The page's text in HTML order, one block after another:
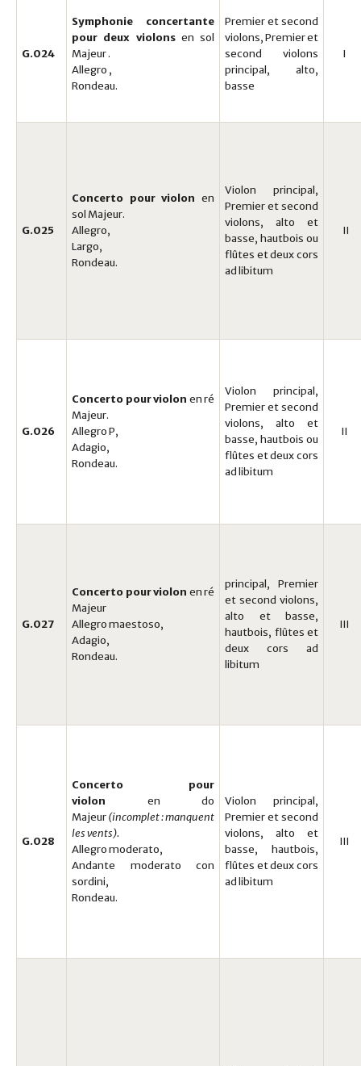
G.024
Symphonie concertante
pour deux violonsen sol
Majeur .
Allegro ,
Rondeau.
Premier et second
violons, Premier et
second violons
principal, alto,
basse
I
G.025
Concerto pour violon en
sol Majeur.
Allegro,
Largo,
Rondeau.
Violon principal,
Premier et second
violons, alto et
basse, hautbois ou
flûtes et deux cors
ad libitum
II
G.026
Concerto pour violon en ré
Majeur.
Allegro P,
Adagio,
Rondeau.
Violon principal,
Premier et second
violons, alto et
basse, hautbois ou
flûtes et deux cors
ad libitum
II
G.027
Concerto pour violon en ré
Majeur
Allegro maestoso,
Adagio,
Rondeau.
principal, Premier
et second violons,
alto et basse,
hautbois, flûtes et
deux cors ad
libitum
III
G.028
Concerto pour
violon en do
Majeur(incomplet : manquent
les vents).
Allegro moderato,
Andante moderato con
sordini,
Rondeau.
Violon principal,
Premier et second
violons, alto et
basse, hautbois,
flûtes et deux cors
ad libitum
III